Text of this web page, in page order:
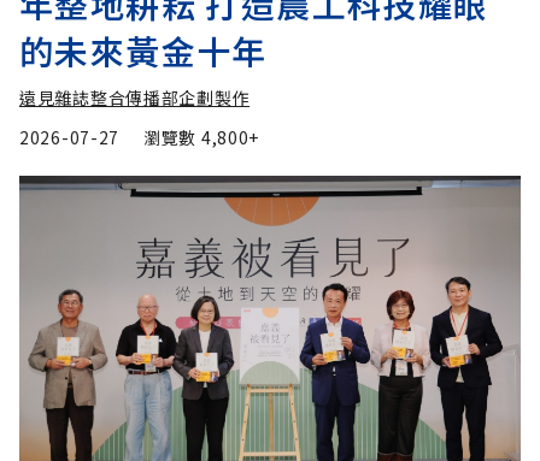
的未來黃金十年
遠見雜誌整合傳播部企劃製作
2026-07-27
瀏覽數 4,800+